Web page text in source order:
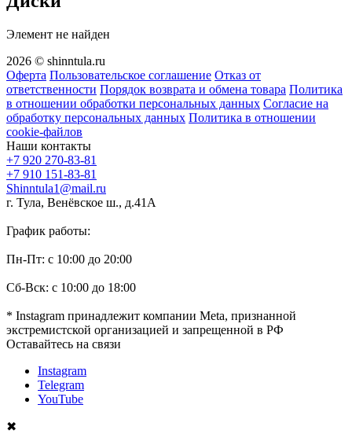
Элемент не найден
2026 © shinntula.ru
Оферта Пользовательское соглашение Отказ от
ответственности Порядок возврата и обмена товара Политика
в отношении обработки персональных данных Согласие на
обработку персональных данных Политика в отношении
cookie-файлов
Наши контакты
+7 920 270-83-81
+7 910 151-83-81
Shinntula1@mail.ru
г. Тула, Венёвское ш., д.41А
График работы:
Пн-Пт: с 10:00 до 20:00
Сб-Вск: с 10:00 до 18:00
* Instagram принадлежит компании Meta, признанной
экстремистской организацией и запрещенной в РФ
Оставайтесь на связи
Instagram
Telegram
YouTube
✖